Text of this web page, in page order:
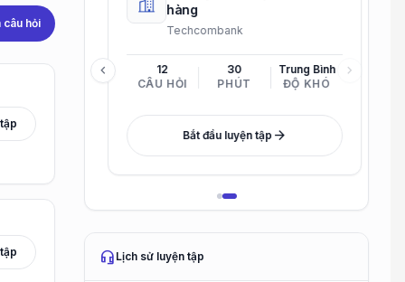
câu hỏi
Công ty Cổ phần Sản xuất và Kinh doanh VinMetal
hàng
Techcombank
12
CÂU HỎI
30
PHÚT
Trung Bình
ĐỘ KHÓ
Bắt đầu luyện tậparrow_forward
chevron_left chevron_right
headset_mic Lịch sử luyện tập